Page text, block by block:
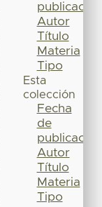
publicación
Autor
Título
Materia
Tipo
Esta
colección
Fecha
de
publicación
Autor
Título
Materia
Tipo